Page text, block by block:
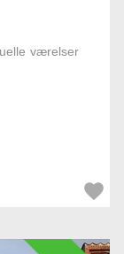
værelser